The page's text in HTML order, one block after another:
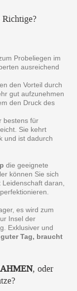
Probeliegen im
ausreichend
den Vorteil durch
gut aufzunehmen
den Druck des
bestens für
Sie kehrt
und ist dadurch
die geeignete
können Sie sich
daran,
es wird zum
Insel der
Exklusiver und
Tag, braucht
, oder